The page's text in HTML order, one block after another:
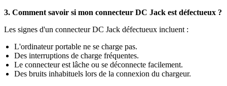
3. Comment savoir si mon connecteur DC Jack est défectueux ?
Les signes d'un connecteur DC Jack défectueux incluent :
L'ordinateur portable ne se charge pas.
Des interruptions de charge fréquentes.
Le connecteur est lâche ou se déconnecte facilement.
Des bruits inhabituels lors de la connexion du chargeur.